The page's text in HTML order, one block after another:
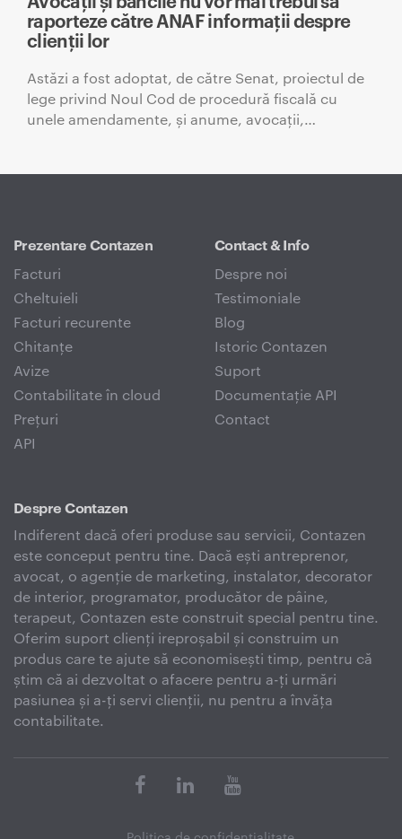
raporteze către ANAF informații despre
clienții lor
Astăzi a fost adoptat, de către Senat, proiectul de
lege privind Noul Cod de procedură fiscală cu
unele amendamente, și anume, avocații,…
Prezentare Contazen
Facturi
Cheltuieli
Facturi recurente
Chitanțe
Avize
Contabilitate în cloud
Prețuri
API
Contact & Info
Despre noi
Testimoniale
Blog
Istoric Contazen
Suport
Documentație API
Contact
Despre Contazen
Indiferent dacă oferi produse sau servicii, Contazen
este conceput pentru tine. Dacă ești antreprenor,
avocat, o agenție de marketing, instalator, decorator
de interior, programator, producător de pâine,
terapeut, Contazen este construit special pentru tine.
Oferim suport clienți ireproșabil și construim un
produs care te ajute să economisești timp, pentru că
știm că ai dezvoltat o afacere pentru a-ți urmări
pasiunea și a-ți servi clienții, nu pentru a învăța
contabilitate.